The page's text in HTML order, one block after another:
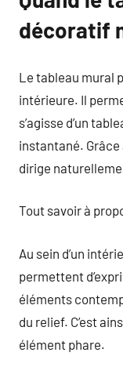
décoratif
Le tableau mural
intérieure. Il
s’agisse d’un
instantané. Grâce
dirige
Tout savoir à
Au sein d’un
permettent
éléments
du relief. C’est
élément phare.